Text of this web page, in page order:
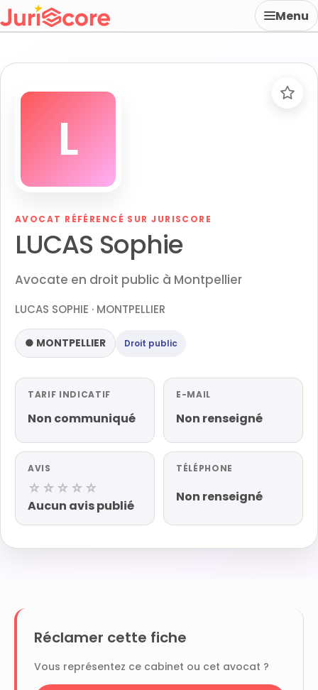
Menu
L
AVOCAT RÉFÉRENCÉ SUR JURISCORE
LUCAS Sophie
Avocate en droit public à Montpellier
LUCAS SOPHIE · MONTPELLIER
● MONTPELLIER Droit public
TARIF INDICATIF
Non communiqué
E-MAIL
Non renseigné
AVIS
☆☆☆☆☆
Aucun avis publié
TÉLÉPHONE
Non renseigné
Réclamer cette fiche
Vous représentez ce cabinet ou cet avocat ?